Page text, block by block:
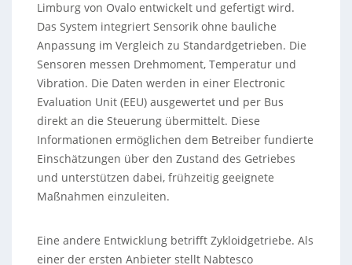
Limburg von Ovalo entwickelt und gefertigt wird.
Das System integriert Sensorik ohne bauliche
Anpassung im Vergleich zu Standardgetrieben. Die
Sensoren messen Drehmoment, Temperatur und
Vibration. Die Daten werden in einer Electronic
Evaluation Unit (EEU) ausgewertet und per Bus
direkt an die Steuerung übermittelt. Diese
Informationen ermöglichen dem Betreiber fundierte
Einschätzungen über den Zustand des Getriebes
und unterstützen dabei, frühzeitig geeignete
Maßnahmen einzuleiten.
Eine andere Entwicklung betrifft Zykloidgetriebe. Als
einer der ersten Anbieter stellt Nabtesco